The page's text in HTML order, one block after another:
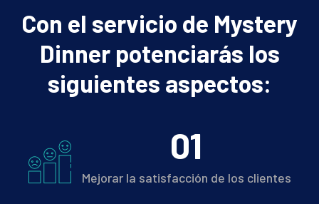
Con el servicio de Mystery
Dinner potenciarás los
siguientes aspectos:​
01
Mejorar la satisfacción de los clientes